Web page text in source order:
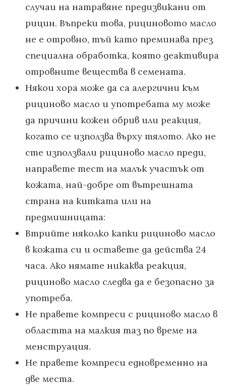
случаи на натравяне предизвикани от
рицин. Въпреки това, рициновото масло
не е отровно, тъй като преминава през
специална обработка, която деактивира
отровните вещества в семената.
Някои хора може да са алергични към
рициново масло и употребата му може
да причини кожен обрив или реакция,
когато се използва върху тялото. Ако не
сте използвали рициново масло преди,
направете тест на малък участък от
кожата, най-добре от вътрешната
страна на китката или на
предмишницата:
Втрийте няколко капки рициново масло
в кожата си и оставете да действа 24
часа. Ако нямате никаква реакция,
рициново масло следва да е безопасно за
употреба.
Не правете компреси с рициново масло в
областта на малкия таз по време на
менструация.
Не правете компреси едновременно на
две места.